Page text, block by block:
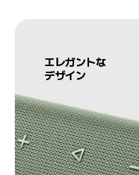
エレガントな
デザイン